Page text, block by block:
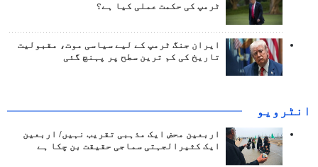
ٹرمپ کی حکمت عملی کیا ہے؟
ایران جنگ ٹرمپ کے لیے سیاسی موت، مقبولیت
تاریخ کی کم ترین سطح پر پہنچ گئی
انٹرويو
اربعین محض ایک مذہبی تقریب نہیں/ اربعین
ایک کثیرالجہتی سماجی حقیقت بن چکا ہے